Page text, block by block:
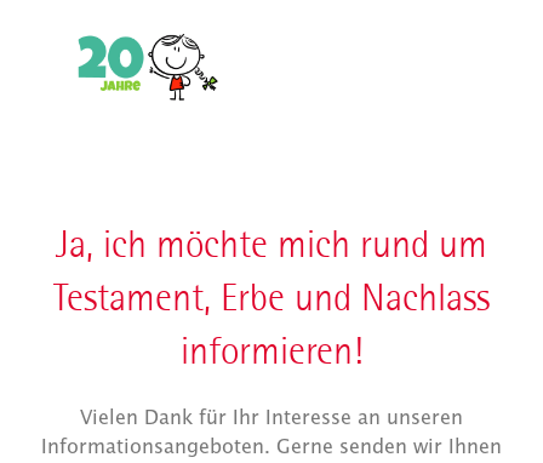
Ja, ich möchte mich rund um
Testament, Erbe und Nachlass
informieren!
Vielen Dank für Ihr Interesse an unseren
Informationsangeboten. Gerne senden wir Ihnen